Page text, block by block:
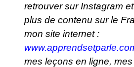
retrouver sur Instagram
plus de contenu sur le
mon site internet :
mes leçons en ligne,